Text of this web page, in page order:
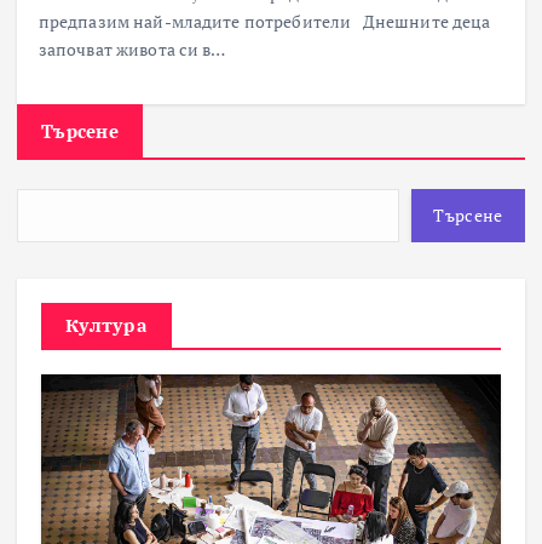
предпазим най-младите потребители Днешните деца
започват живота си в…
Търсене
Търсене
Култура